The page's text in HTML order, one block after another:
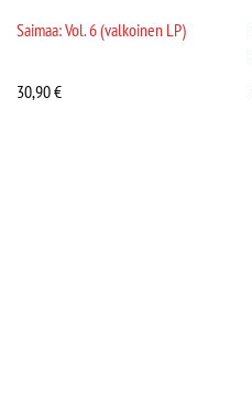
Saimaa: Vol. 6 (valkoinen LP)
30,90€